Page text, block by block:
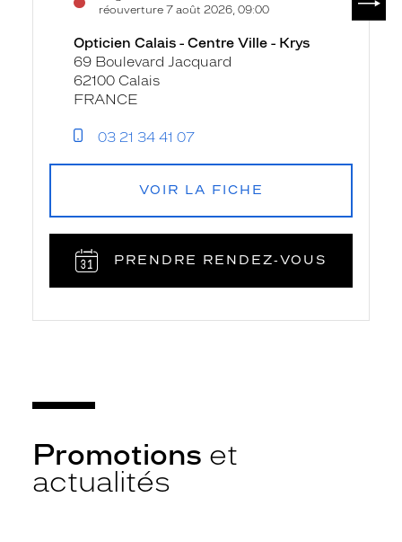
réouverture 7 août 2026, 09:00
Opticien Calais - Centre Ville - Krys
69 Boulevard Jacquard
62100 Calais
FRANCE
03 21 34 41 07
VOIR LA FICHE
PRENDRE RENDEZ‑VOUS
Promotions et
actualités